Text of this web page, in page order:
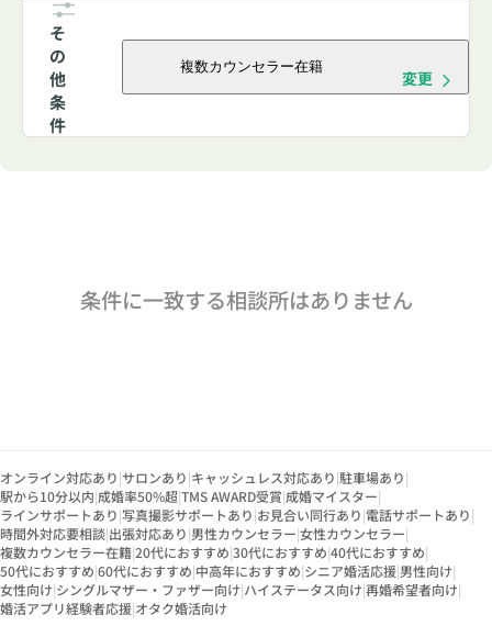
そ
の
他
条
件
複数カウンセラー在籍
変更
条件に一致する相談所はありません
オンライン対応あり|サロンあり|キャッシュレス対応あり|駐車場あり|
駅から10分以内|成婚率50%超|TMS AWARD受賞|成婚マイスター|
ラインサポートあり|写真撮影サポートあり|お見合い同行あり|電話サポートあり|
時間外対応要相談|出張対応あり|男性カウンセラー|女性カウンセラー|
複数カウンセラー在籍|20代におすすめ|30代におすすめ|40代におすすめ|
50代におすすめ|60代におすすめ|中高年におすすめ|シニア婚活応援|男性向け|
女性向け|シングルマザー・ファザー向け|ハイステータス向け|再婚希望者向け|
婚活アプリ経験者応援|オタク婚活向け